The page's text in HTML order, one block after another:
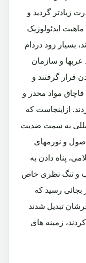
زیادتر گردید و
ایدئولوژیک
بسیار زود دردام
عربها و سازمان
قرار گرفتند و
مواد مخدر و
ازاینجاست که
به سمت ضدیت
و نورمهای
پناه دادن به
و تنگ نظری خاص
بجائی رسید که
تبدیل شدند
زمینه های